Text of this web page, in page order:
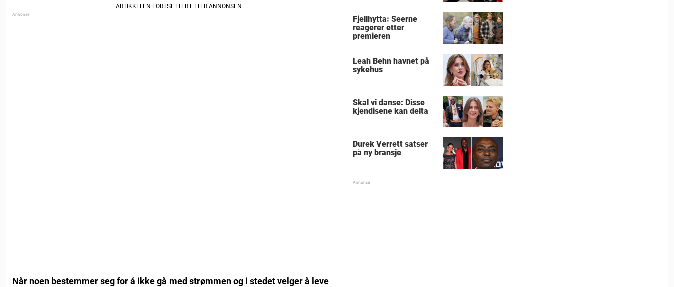
Når noen bestemmer seg for å ikke gå med strømmen og i stedet velger å leve
Fjellhytta: Seerne
reagerer etter
premieren
Leah Behn havnet på
sykehus
Skal vi danse: Disse
kjendisene kan delta
Durek Verrett satser
på ny bransje